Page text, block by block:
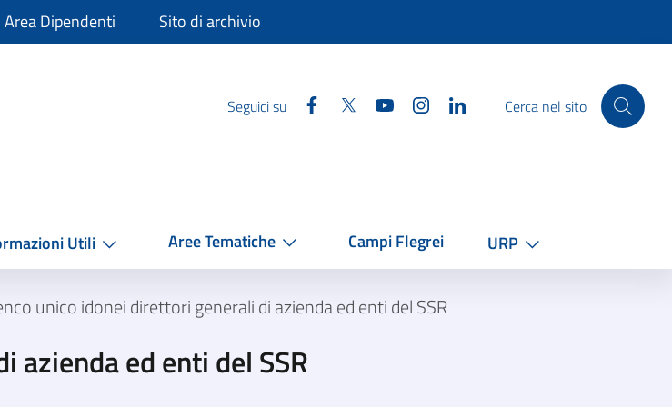
Area Dipendenti Sito di archivio
Seguici su Facebook
Twitter YouTube InstagramLinkedinCerca nel sito
Utili Aree Tematiche Campi Flegrei URP
unico idonei direttori generali di azienda ed enti del SSR
ed enti del SSR